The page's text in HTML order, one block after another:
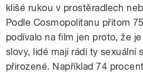
klišé rukou v prostěradlech
Podle Cosmopolitanu přitom
podívalo na film jen proto, že
slovy, lidé mají rádi ty sexuální
přirozené. Například 74